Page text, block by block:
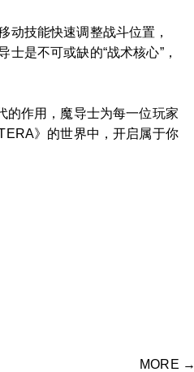
动技能快速调整战斗位置，
是不可或缺的“战术核心”，
的作用，魔导士为每一位玩家
》的世界中，开启属于你
MORE →